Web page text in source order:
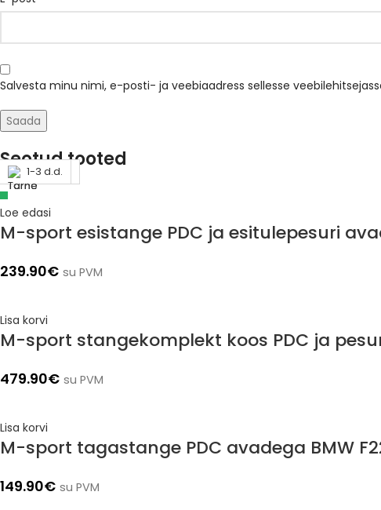
Salvesta minu nimi, e-posti- ja veebiaadress sellesse
Seotud tooted
Läbimüüdud
Loe edasi
M-sport esistange PDC ja esitulepesuri
239.90€ su PVM
1-3 d.d.
Lisa korvi
M-sport stangekomplekt koos PDC ja
479.90€ su PVM
1-3 d.d.
Lisa korvi
M-sport tagastange PDC avadega BMW
149.90€ su PVM
1-3 d.d.